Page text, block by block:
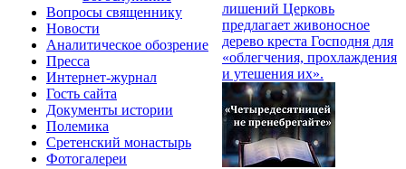
Вопросы священнику
Новости
Аналитическое обозрение
Пресса
Интернет-журнал
Гость сайта
Документы истории
Полемика
Сретенский монастырь
Фотогалереи
лишений Церковь
предлагает живоносное
дерево креста Господня для
«облегчения, прохлаждения
и утешения их».